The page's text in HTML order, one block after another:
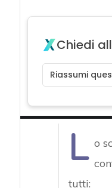
Chiedi
Riassumi
L o
tutti: